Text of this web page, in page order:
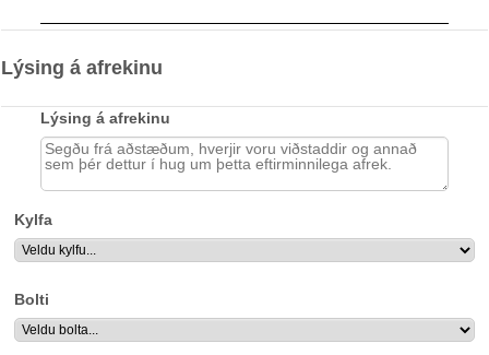
Lýsing á afrekinu
Lýsing á afrekinu
Kylfa
Bolti